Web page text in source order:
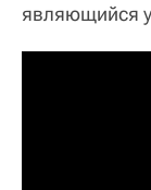
являющийся